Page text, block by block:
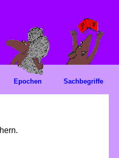
Epochen Sachbegriffe